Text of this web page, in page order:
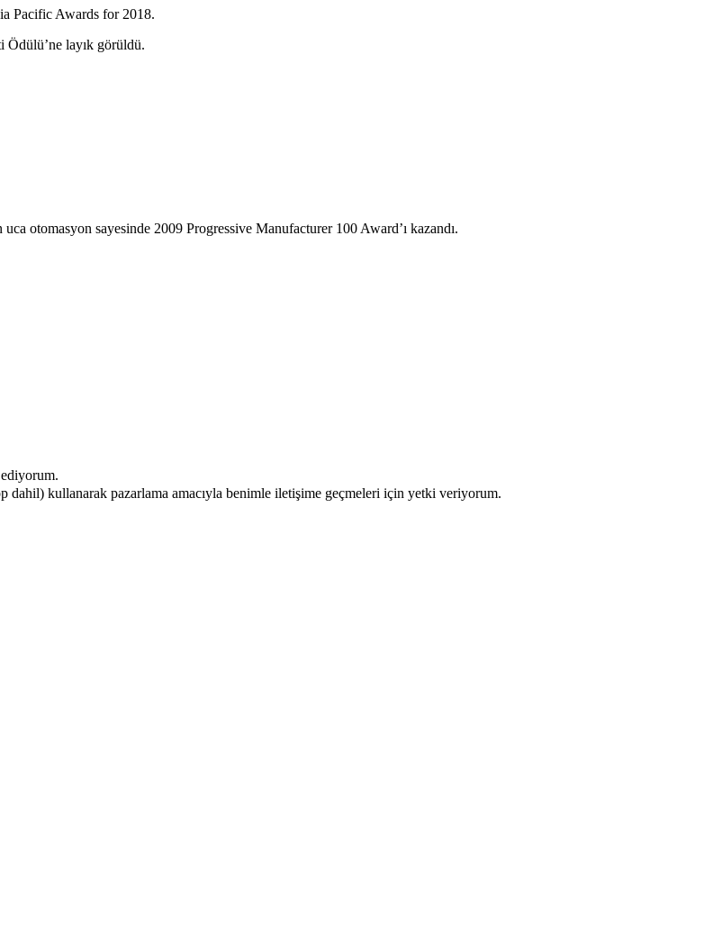
layık görüldü.
otomasyon sayesinde 2009 Progressive Manufacturer 100 Award’ı kazandı.
kullanarak pazarlama amacıyla benimle iletişime geçmeleri için yetki veriyorum.